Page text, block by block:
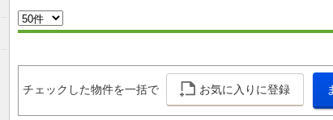
チェックした物件を一括で お気に入りに登録